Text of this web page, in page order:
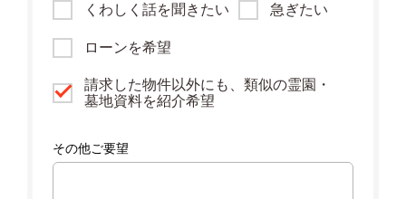
くわしく話を聞きたい 急ぎたい
ローンを希望
請求した物件以外にも、類似の霊園・
墓地資料を紹介希望
その他ご要望